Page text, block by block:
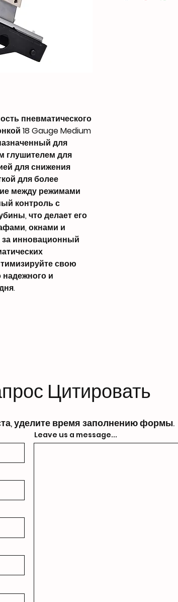
пневматического
18 Gauge Medium
для
глушителем для
для снижения
для более
между режимами
контроль с
что делает его
окнами и
инновационный
свою
и
Цитировать
уделите время заполнению формы.
Leave us a message...